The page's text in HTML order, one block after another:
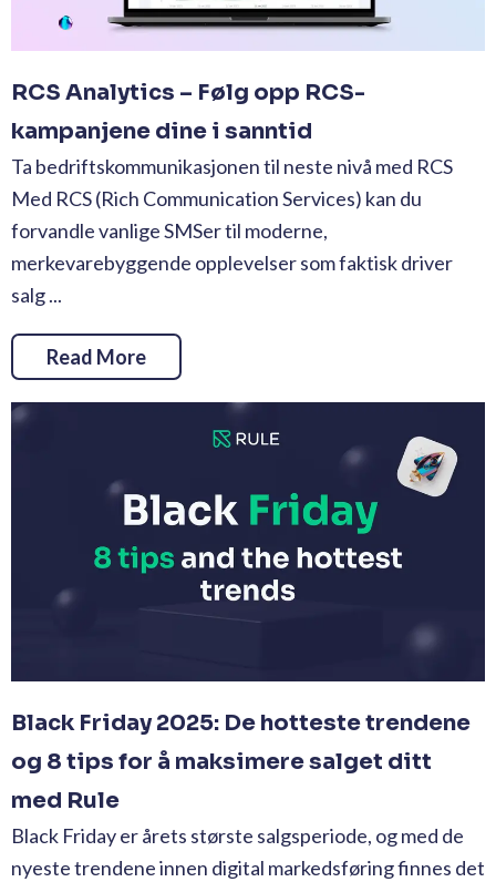
RCS Analytics – Følg opp RCS-
kampanjene dine i sanntid
Ta bedriftskommunikasjonen til neste nivå med RCS
Med RCS (Rich Communication Services) kan du
forvandle vanlige SMSer til moderne,
merkevarebyggende opplevelser som faktisk driver
salg ...
Read More
Black Friday 2025: De hotteste trendene
og 8 tips for å maksimere salget ditt
med Rule
Black Friday er årets største salgsperiode, og med de
nyeste trendene innen digital markedsføring finnes det